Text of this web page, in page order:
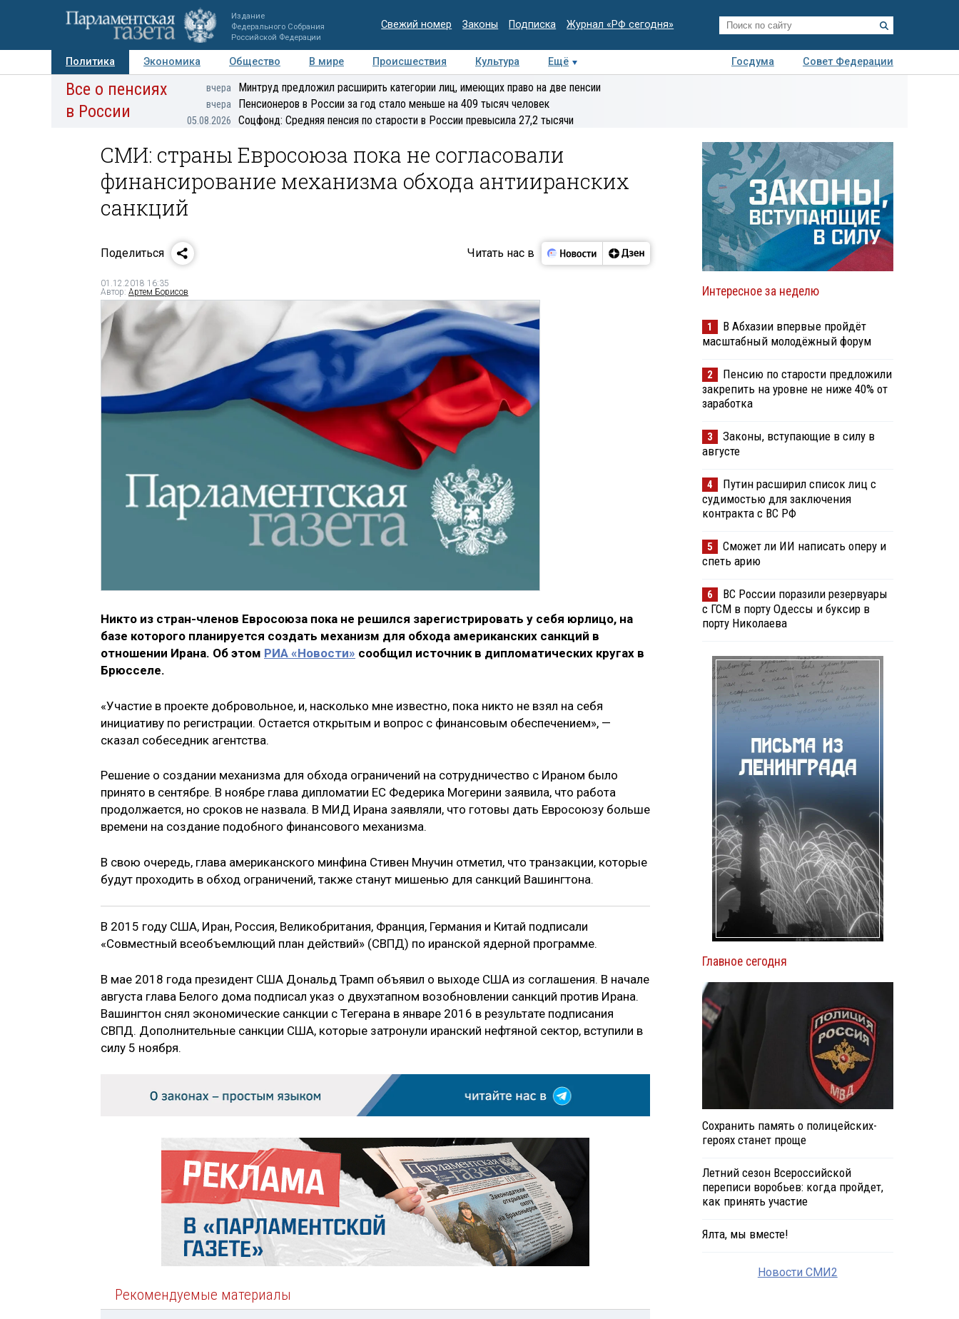
Издание
Федерального Собрания
Российской Федерации
Свежий номер Законы Подписка Журнал «РФ сегодня»
Политика Экономика Общество В мире Происшествия Культура Ещё Госдума
Совет Федерации
Авторы Персоны Мнения Регионы Медиацентр Интервью Колумнисты
Деловая
Все о пенсиях
в России
вчера Минтруд предложил расширить категории лиц, имеющих право на две пенсии
вчера Пенсионеров в России за год стало меньше на 409 тысяч человек
05.08.2026 Соцфонд: Средняя пенсия по старости в России превысила 27,2 тысячи
СМИ: страны Евросоюза пока не согласовали
финансирование механизма обхода антииранских
санкций
Поделиться Читать нас в
01.12.2018 16:35
Автор: Артем Борисов
Никто из стран-членов Евросоюза пока не решился зарегистрировать у себя юрлицо, на
базе которого планируется создать механизм для обхода американских санкций в
отношении Ирана. Об этом РИА «Новости» сообщил источник в дипломатических кругах в
Брюсселе.
«Участие в проекте добровольное, и, насколько мне известно, пока никто не взял на себя
инициативу по регистрации. Остается открытым и вопрос с финансовым обеспечением», —
сказал собеседник агентства.
Решение о создании механизма для обхода ограничений на сотрудничество с Ираном было
принято в сентябре. В ноябре глава дипломатии ЕС Федерика Могерини заявила, что работа
продолжается, но сроков не назвала. В МИД Ирана заявляли, что готовы дать Евросоюзу больше
времени на создание подобного финансового механизма.
В свою очередь, глава американского минфина Стивен Мнучин отметил, что транзакции, которые
будут проходить в обход ограничений, также станут мишенью для санкций Вашингтона.
В 2015 году США, Иран, Россия, Великобритания, Франция, Германия и Китай подписали
«Совместный всеобъемлющий план действий» (СВПД) по иранской ядерной программе.
В мае 2018 года президент США Дональд Трамп объявил о выходе США из соглашения. В начале
августа глава Белого дома подписал указ о двухэтапном возобновлении санкций против Ирана.
Вашингтон снял экономические санкции с Тегерана в январе 2016 в результате подписания
СВПД. Дополнительные санкции США, которые затронули иранский нефтяной сектор, вступили в
силу 5 ноября.
Рекомендуемые материалы
Интересное за неделю
1
В Абхазии впервые пройдёт
масштабный молодёжный форум
2
Пенсию по старости предложили
закрепить на уровне не ниже 40% от
заработка
3
Законы, вступающие в силу в
августе
4
Путин расширил список лиц с
судимостью для заключения
контракта с ВС РФ
5
Сможет ли ИИ написать оперу и
спеть арию
6
ВС России поразили резервуары
с ГСМ в порту Одессы и буксир в
порту Николаева
Главное сегодня
Сохранить память о полицейских-
героях станет проще
Летний сезон Всероссийской
переписи воробьев: когда пройдет,
как принять участие
Ялта, мы вместе!
Новости СМИ2